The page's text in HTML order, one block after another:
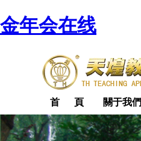
金年会在线
首 頁 關于我們